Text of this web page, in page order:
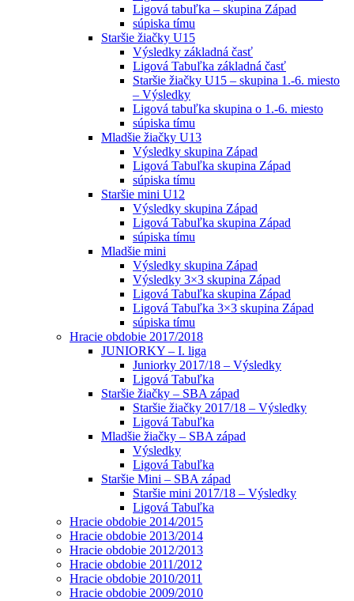
Ligová tabuľka – skupina Západ
súpiska tímu
Staršie žiačky U15
Výsledky základná časť
Ligová Tabuľka základná časť
Staršie žiačky U15 – skupina 1.-6. miesto
– Výsledky
Ligová tabuľka skupina o 1.-6. miesto
súpiska tímu
Mladšie žiačky U13
Výsledky skupina Západ
Ligová Tabuľka skupina Západ
súpiska tímu
Staršie mini U12
Výsledky skupina Západ
Ligová Tabuľka skupina Západ
súpiska tímu
Mladšie mini
Výsledky skupina Západ
Výsledky 3×3 skupina Západ
Ligová Tabuľka skupina Západ
Ligová Tabuľka 3×3 skupina Západ
súpiska tímu
Hracie obdobie 2017/2018
JUNIORKY – I. liga
Juniorky 2017/18 – Výsledky
Ligová Tabuľka
Staršie žiačky – SBA západ
Staršie žiačky 2017/18 – Výsledky
Ligová Tabuľka
Mladšie žiačky – SBA západ
Výsledky
Ligová Tabuľka
Staršie Mini – SBA západ
Staršie mini 2017/18 – Výsledky
Ligová Tabuľka
Hracie obdobie 2014/2015
Hracie obdobie 2013/2014
Hracie obdobie 2012/2013
Hracie obdobie 2011/2012
Hracie obdobie 2010/2011
Hracie obdobie 2009/2010